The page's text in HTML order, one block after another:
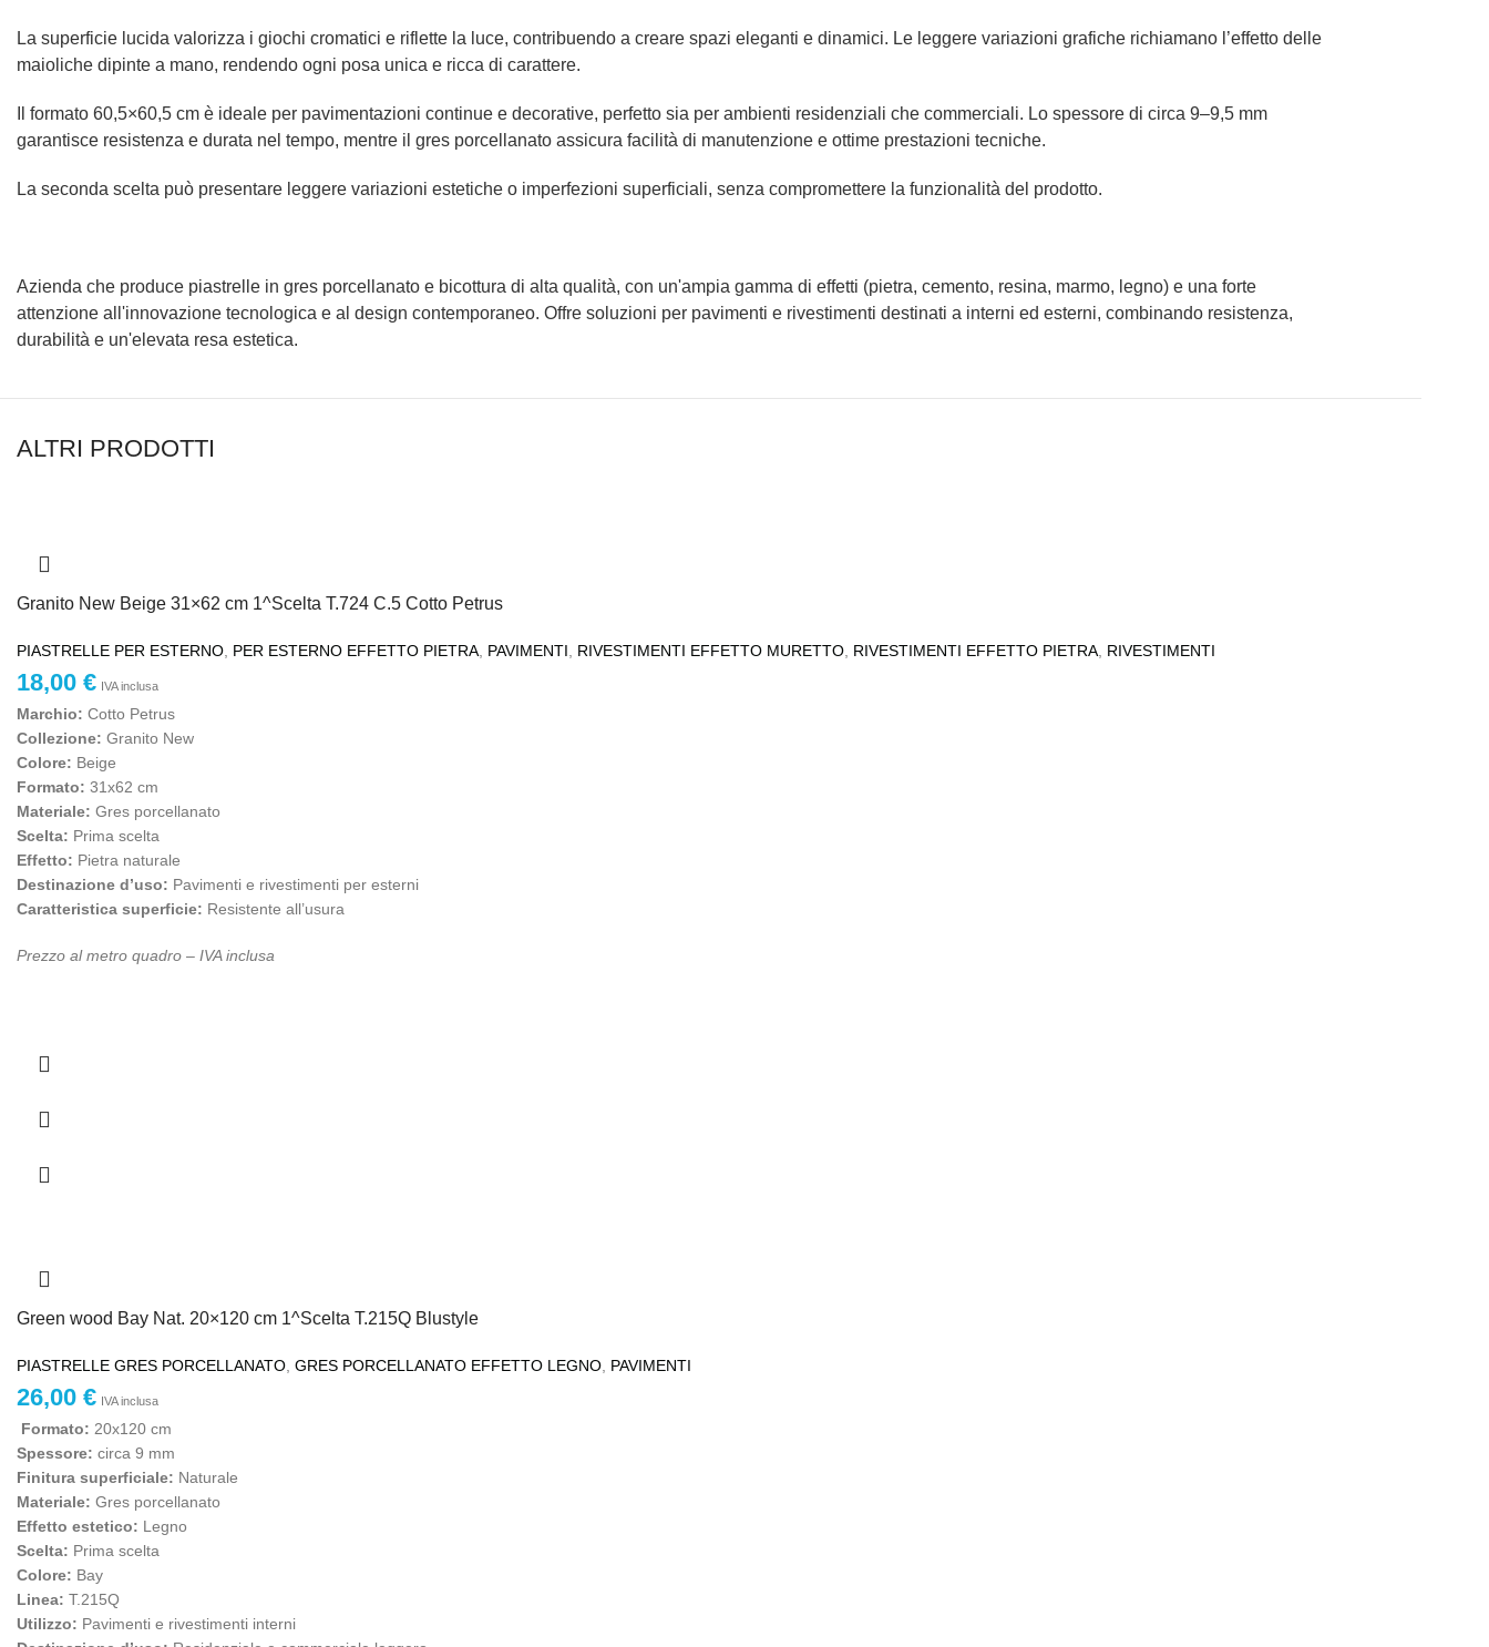
La superficie lucida valorizza i giochi cromatici e riflette la luce, contribuendo a creare spazi eleganti e dinamici. Le leggere variazioni grafiche richiamano l’effetto delle
maioliche dipinte a mano, rendendo ogni posa unica e ricca di carattere.
Il formato 60,5×60,5 cm è ideale per pavimentazioni continue e decorative, perfetto sia per ambienti residenziali che commerciali. Lo spessore di circa 9–9,5 mm
garantisce resistenza e durata nel tempo, mentre il gres porcellanato assicura facilità di manutenzione e ottime prestazioni tecniche.
La seconda scelta può presentare leggere variazioni estetiche o imperfezioni superficiali, senza compromettere la funzionalità del prodotto.
Azienda che produce piastrelle in gres porcellanato e bicottura di alta qualità, con un'ampia gamma di effetti (pietra, cemento, resina, marmo, legno) e una forte
attenzione all'innovazione tecnologica e al design contemporaneo. Offre soluzioni per pavimenti e rivestimenti destinati a interni ed esterni, combinando resistenza,
durabilità e un'elevata resa estetica.
ALTRI PRODOTTI
Granito New Beige 31×62 cm 1^Scelta T.724 C.5 Cotto Petrus
PIASTRELLE PER ESTERNO PER ESTERNO EFFETTO PIETRA PAVIMENTI RIVESTIMENTI EFFETTO MURETTO RIVESTIMENTI EFFETTO PIETRA RIVESTIMENTI
18,00 € IVA inclusa
Marchio: Cotto Petrus
Collezione: Granito New
Colore: Beige
Formato: 31x62 cm
Materiale: Gres porcellanato
Scelta: Prima scelta
Effetto: Pietra naturale
Destinazione d’uso: Pavimenti e rivestimenti per esterni
Caratteristica superficie: Resistente all’usura
Prezzo al metro quadro – IVA inclusa
Green wood Bay Nat. 20×120 cm 1^Scelta T.215Q Blustyle
PIASTRELLE GRES PORCELLANATO GRES PORCELLANATO EFFETTO LEGNO PAVIMENTI
26,00 € IVA inclusa
Formato: 20x120 cm
Spessore: circa 9 mm
Finitura superficiale: Naturale
Materiale: Gres porcellanato
Effetto estetico: Legno
Scelta: Prima scelta
Colore: Bay
Linea: T.215Q
Utilizzo: Pavimenti e rivestimenti interni